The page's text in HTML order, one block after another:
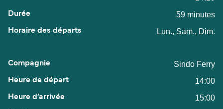
59 minutes
Lun., Sam., Dim.
Sindo Ferry
14:00
15:00